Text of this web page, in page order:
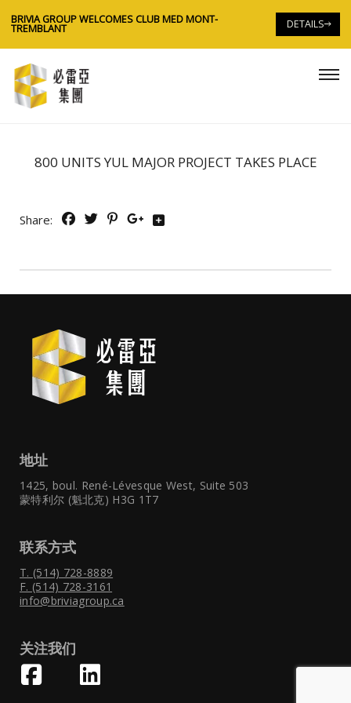
BRIVIA GROUP WELCOMES CLUB MED MONT-
TREMBLANT DETAILS
800 UNITS YUL MAJOR PROJECT TAKES PLACE
Share:
地址
1425, boul. René-Lévesque West, Suite 503
蒙特利尔 (魁北克) H3G 1T7
联系方式
T. (514) 728-8889
F. (514) 728-3161
info@briviagroup.ca
关注我们